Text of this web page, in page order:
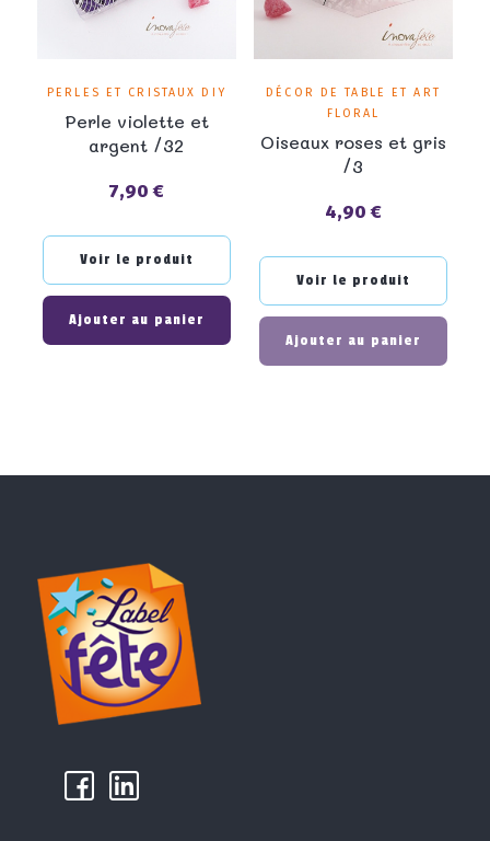
PERLES ET CRISTAUX DIY
Perle violette et
argent /32
Prix
7,90 €
Voir le produit
Ajouter au panier
DÉCOR DE TABLE ET ART
FLORAL
Oiseaux roses et gris
/3
Prix
4,90 €
Voir le produit
Ajouter au panier
k µ